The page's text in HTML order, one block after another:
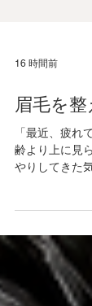
眉毛を
「最近、疲れ
持ちの男性は
いますが、実
ます。 それ
を決める重要
潔感や若々し